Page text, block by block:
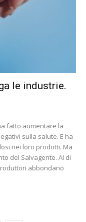
le industrie.
fatto aumentare la
sulla salute. E ha
nei loro prodotti. Ma
del Salvagente. Al di
abbondano